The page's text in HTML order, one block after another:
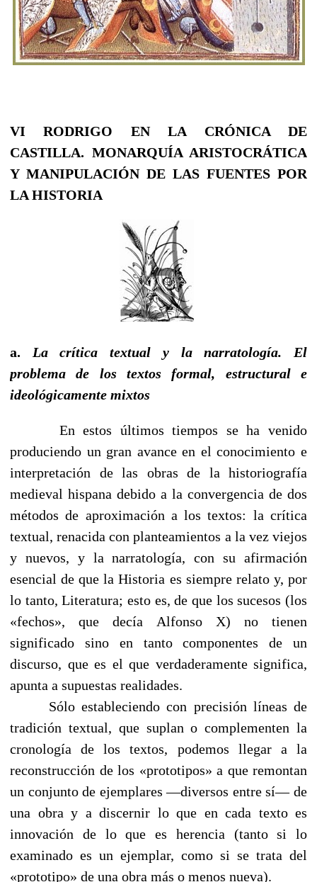
VI RODRIGO EN LA CRÓNICA DE
CASTILLA. MONARQUÍA ARISTOCRÁTICA
Y MANIPULACIÓN DE LAS FUENTES POR
LA HISTORIA
a. La crítica textual y la narratología. El
problema de los textos formal, estructural e
ideológicamente mixtos
En estos últimos tiempos se ha venido
produciendo un gran avance en el conocimiento e
interpretación de las obras de la historiografía
medieval hispana debido a la convergencia de dos
métodos de aproximación a los textos: la crítica
textual, renacida con planteamientos a la vez viejos
y nuevos, y la narratología, con su afirmación
esencial de que la Historia es siempre relato y, por
lo tanto, Literatura; esto es, de que los sucesos (los
«fechos», que decía Alfonso X) no tienen
significado sino en tanto componentes de un
discurso, que es el que verdaderamente significa,
apunta a supuestas realidades.
Sólo estableciendo con precisión líneas de
tradición textual, que suplan o complementen la
cronología de los textos, podemos llegar a la
reconstrucción de los «prototipos» a que remontan
un conjunto de ejemplares —diversos entre sí— de
una obra y a discernir lo que en cada texto es
innovación de lo que es herencia (tanto si lo
examinado es un ejemplar, como si se trata del
«prototipo» de una obra más o menos nueva).